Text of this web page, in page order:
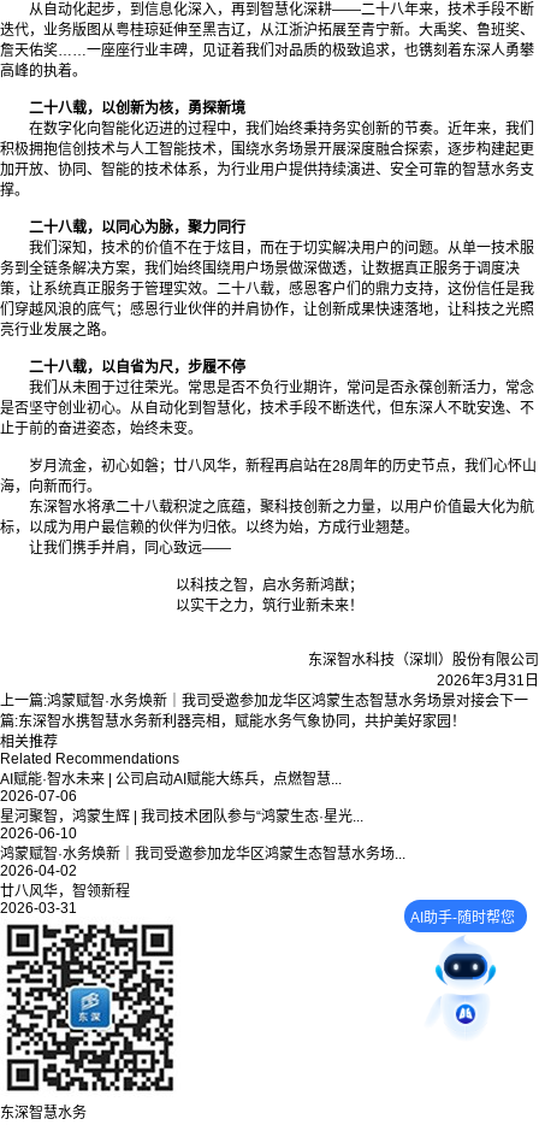
从自动化起步，到信息化深入，再到智慧化深耕——二十八年来，技术手段不断
迭代，业务版图从粤桂琼延伸至黑吉辽，从江浙沪拓展至青宁新。大禹奖、鲁班奖、
詹天佑奖……一座座行业丰碑，见证着我们对品质的极致追求，也镌刻着东深人勇攀
高峰的执着。
二十八载，以创新为核，勇探新境
在数字化向智能化迈进的过程中，我们始终秉持务实创新的节奏。近年来，我们
积极拥抱信创技术与人工智能技术，围绕水务场景开展深度融合探索，逐步构建起更
加开放、协同、智能的技术体系，为行业用户提供持续演进、安全可靠的智慧水务支
撑。
二十八载，以同心为脉，聚力同行
我们深知，技术的价值不在于炫目，而在于切实解决用户的问题。从单一技术服
务到全链条解决方案，我们始终围绕用户场景做深做透，让数据真正服务于调度决
策，让系统真正服务于管理实效。二十八载，感恩客户们的鼎力支持，这份信任是我
们穿越风浪的底气；感恩行业伙伴的并肩协作，让创新成果快速落地，让科技之光照
亮行业发展之路。
二十八载，以自省为尺，步履不停
我们从未囿于过往荣光。常思是否不负行业期许，常问是否永葆创新活力，常念
是否坚守创业初心。从自动化到智慧化，技术手段不断迭代，但东深人不耽安逸、不
止于前的奋进姿态，始终未变。
岁月流金，初心如磐；廿八风华，新程再启站在28周年的历史节点，我们心怀山
海，向新而行。
东深智水将承二十八载积淀之底蕴，聚科技创新之力量，以用户价值最大化为航
标，以成为用户最信赖的伙伴为归依。以终为始，方成行业翘楚。
让我们携手并肩，同心致远——
以科技之智，启水务新鸿猷；
以实干之力，筑行业新未来！
东深智水科技（深圳）股份有限公司
2026年3月31日
上一篇:鸿蒙赋智·水务焕新｜我司受邀参加龙华区鸿蒙生态智慧水务场景对接会 下一
篇:东深智水携智慧水务新利器亮相，赋能水务气象协同，共护美好家园！
相关推荐
Related Recommendations
AI赋能·智水未来 | 公司启动AI赋能大练兵，点燃智慧...
2026-07-06
星河聚智，鸿蒙生辉 | 我司技术团队参与“鸿蒙生态·星光...
2026-06-10
鸿蒙赋智·水务焕新｜我司受邀参加龙华区鸿蒙生态智慧水务场...
2026-04-02
廿八风华，智领新程
2026-03-31
东深智慧水务
AI助手-随时帮您